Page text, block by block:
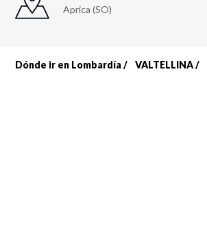
Aprica (SO)
Dónde ir en Lombardía VALTELLINA